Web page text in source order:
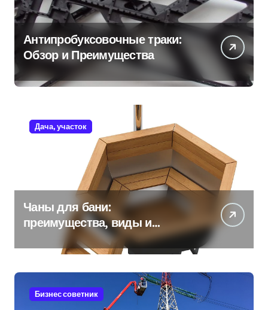
Антипробуксовочные траки:
Обзор и Преимущества
Дача, участок
Чаны для бани:
преимущества, виды и
особенности использования
Бизнес советник